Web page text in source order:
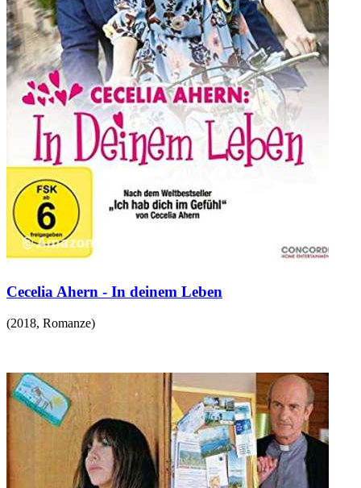
Cecelia Ahern - In deinem Leben
(2018, Romanze)